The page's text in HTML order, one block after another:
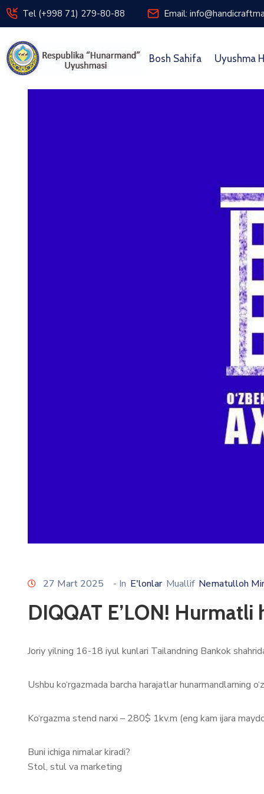
Tel (+998 71) 279-80-88 Email:
Bosh Sahifa Uyushma
27 Mart 2025 - In E'lonlar Muallif Nematulloh
DIQQAT E’LON!
Joriy yilning 16-18 iyul kunlari Tailandning Bankok
Ushbu ko‘rgazmada barcha harajatlar hunarmandlarning
Ko‘rgazma stend narxi – 280$ 1kv.m (eng kam ijara
Buni ichiga nimalar kiradi?
Stol, stul va marketing